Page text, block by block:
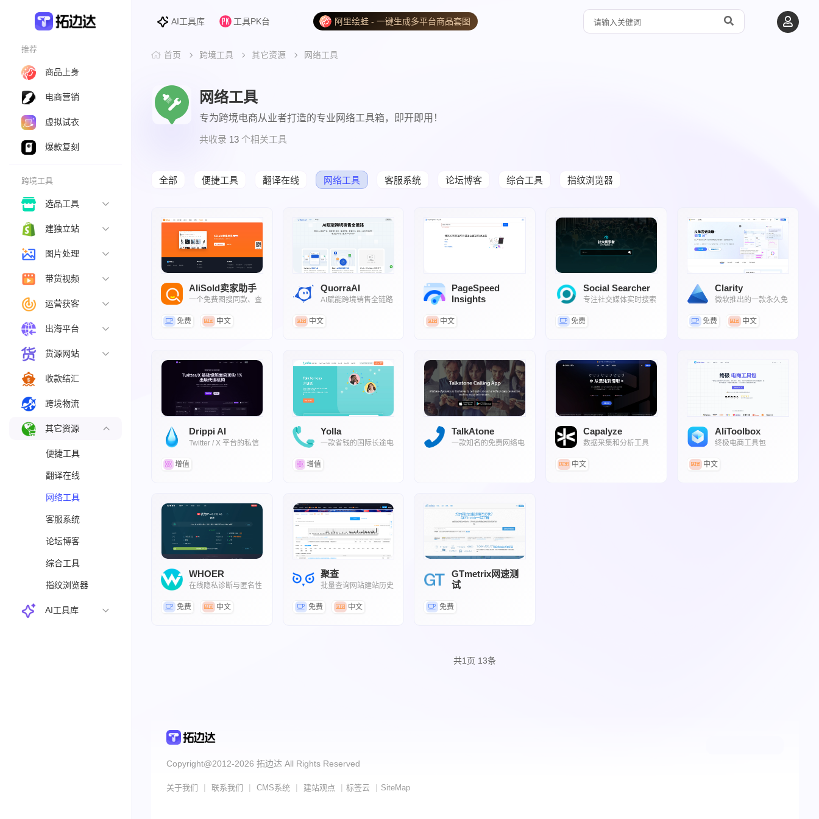
推荐
商品上身
电商营销
虚拟试衣
爆款复刻
跨境工具
选品工具
建独立站
图片处理
带货视频
运营获客
出海平台
货源网站
收款结汇
跨境物流
其它资源
便捷工具
翻译在线
网络工具
客服系统
论坛博客
综合工具
指纹浏览器
AI工具库
AI工具库 工具PK台 阿里绘蛙 - 一键生成多平台商品套图
首页 跨境工具 其它资源 网络工具
网络工具
专为跨境电商从业者打造的专业网络工具箱，即开即用！
共收录 13 个相关工具
全部 便捷工具 翻译在线 网络工具 客服系统 论坛博客 综合工具 指纹浏览器
AliSold卖家助手
一个免费图搜同款、查
免费
中文
QuorraAI
AI赋能跨境销售全链路
中文
PageSpeed
Insights
中文
Social Searcher
专注社交媒体实时搜索
免费
Clarity
微软推出的一款永久免
免费
中文
Drippi AI
Twitter / X 平台的私信
增值
Yolla
一款省钱的国际长途电
增值
TalkAtone
一款知名的免费网络电
Capalyze
数据采集和分析工具
中文
AliToolbox
终极电商工具包
中文
WHOER
在线隐私诊断与匿名性
免费
中文
聚查
批量查询网站建站历史
免费 中文
GTmetrix网速测
试
免费
共1 页 13条
Copyright@2012-2026 拓边达 All Rights Reserved
关于我们 | 联系我们 | CMS系统 | 建站观点 | 标签云 | SiteMap